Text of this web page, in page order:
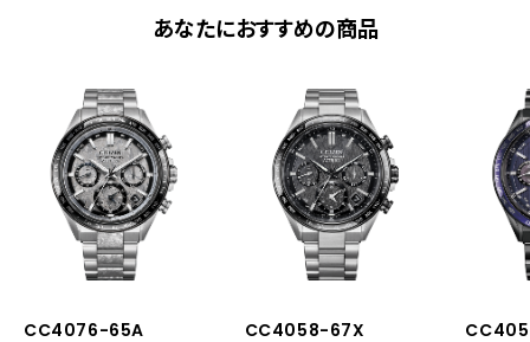
あなたにおすすめの商品
CC4076-65A CC4058-67X